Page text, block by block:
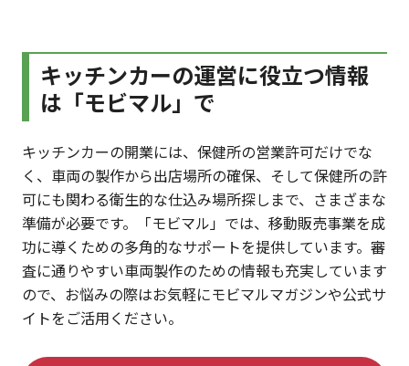
キッチンカーの運営に役立つ情報
は「モビマル」で
キッチンカーの開業には、保健所の営業許可だけでな
く、車両の製作から出店場所の確保、そして保健所の許
可にも関わる衛生的な仕込み場所探しまで、さまざまな
準備が必要です。「モビマル」では、移動販売事業を成
功に導くための多角的なサポートを提供しています。審
査に通りやすい車両製作のための情報も充実しています
ので、お悩みの際はお気軽にモビマルマガジンや公式サ
イトをご活用ください。